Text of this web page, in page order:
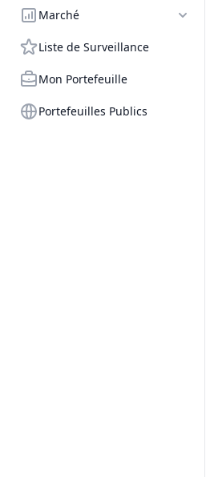
Marché
Liste de Surveillance
Mon Portefeuille
Portefeuilles Publics